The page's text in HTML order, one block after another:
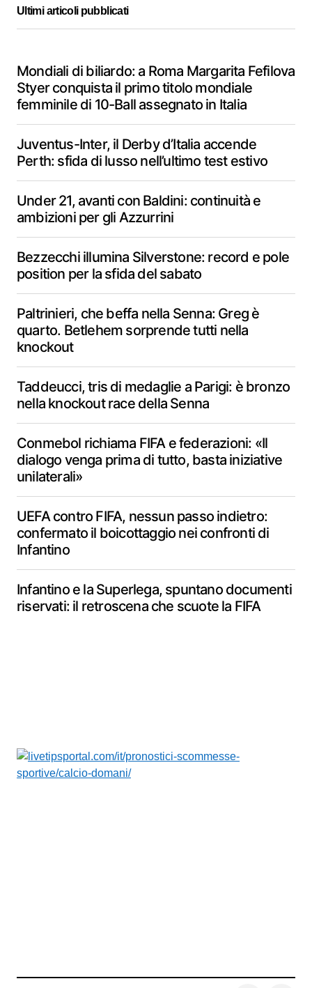
Ultimi articoli pubblicati
Mondiali di biliardo: a Roma Margarita Fefilova
Styer conquista il primo titolo mondiale
femminile di 10-Ball assegnato in Italia
Juventus-Inter, il Derby d’Italia accende
Perth: sfida di lusso nell’ultimo test estivo
Under 21, avanti con Baldini: continuità e
ambizioni per gli Azzurrini
Bezzecchi illumina Silverstone: record e pole
position per la sfida del sabato
Paltrinieri, che beffa nella Senna: Greg è
quarto. Betlehem sorprende tutti nella
knockout
Taddeucci, tris di medaglie a Parigi: è bronzo
nella knockout race della Senna
Conmebol richiama FIFA e federazioni: «Il
dialogo venga prima di tutto, basta iniziative
unilaterali»
UEFA contro FIFA, nessun passo indietro:
confermato il boicottaggio nei confronti di
Infantino
Infantino e la Superlega, spuntano documenti
riservati: il retroscena che scuote la FIFA